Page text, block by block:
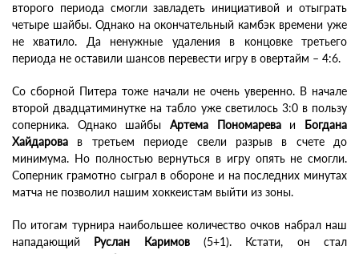
второго периода смогли завладеть инициативой и отыграть
четыре шайбы. Однако на окончательный камбэк времени уже
не хватило. Да ненужные удаления в концовке третьего
периода не оставили шансов перевести игру в овертайм – 4:6.
Со сборной Питера тоже начали не очень уверенно. В начале
второй двадцатиминутке на табло уже светилось 3:0 в пользу
соперника. Однако шайбы Артема Пономареваи Богдана
Хайдарова в третьем периоде свели разрыв в счете до
минимума. Но полностью вернуться в игру опять не смогли.
Соперник грамотно сыграл в обороне и на последних минутах
матча не позволил нашим хоккеистам выйти из зоны.
По итогам турнира наибольшее количество очков набрал наш
нападающий Руслан Каримов(5+1). Кстати, он стал